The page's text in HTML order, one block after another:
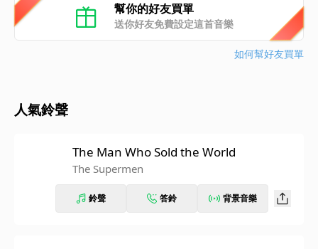
幫你的好友買單
送你好友免費設定這首音樂
如何幫好友買單
人氣鈴聲
The Man Who Sold the World
The Supermen
鈴聲 答鈴 背景音樂